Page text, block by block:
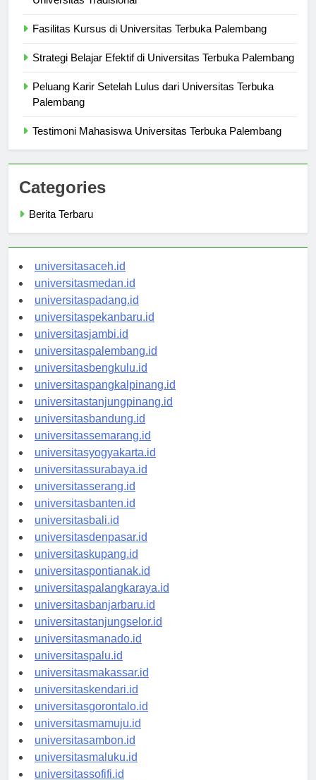
Peluang Karir Setelah Lulus dari Universitas Terbuka
Categories
universitasaceh.id
universitasmedan.id
universitaspadang.id
universitaspekanbaru.id
universitasjambi.id
universitaspalembang.id
universitasbengkulu.id
universitaspangkalpinang.id
universitastanjungpinang.id
universitasbandung.id
universitassemarang.id
universitasyogyakarta.id
universitassurabaya.id
universitasserang.id
universitasbanten.id
universitasbali.id
universitasdenpasar.id
universitaskupang.id
universitaspontianak.id
universitaspalangkaraya.id
universitasbanjarbaru.id
universitastanjungselor.id
universitasmanado.id
universitaspalu.id
universitasmakassar.id
universitaskendari.id
universitasgorontalo.id
universitasmamuju.id
universitasambon.id
universitasmaluku.id